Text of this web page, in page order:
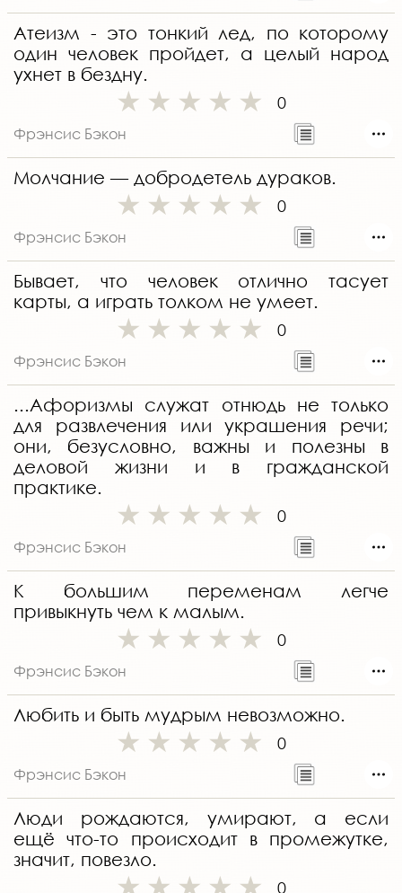
Атеизм - это тонкий лед, по которому
один человек пройдет, а целый народ
ухнет в бездну.
0
Фрэнсис Бэкон
Молчание — добродетель дураков.
0
Фрэнсис Бэкон
Бывает, что человек отлично тасует
карты, а играть толком не умеет.
0
Фрэнсис Бэкон
...Афоризмы служат отнюдь не только
для развлечения или украшения речи;
они, безусловно, важны и полезны в
деловой жизни и в гражданской
практике.
0
Фрэнсис Бэкон
К большим переменам легче
привыкнуть чем к малым.
0
Фрэнсис Бэкон
Любить и быть мудрым невозможно.
0
Фрэнсис Бэкон
Люди рождаются, умирают, а если
ещё что-то происходит в промежутке,
значит, повезло.
0